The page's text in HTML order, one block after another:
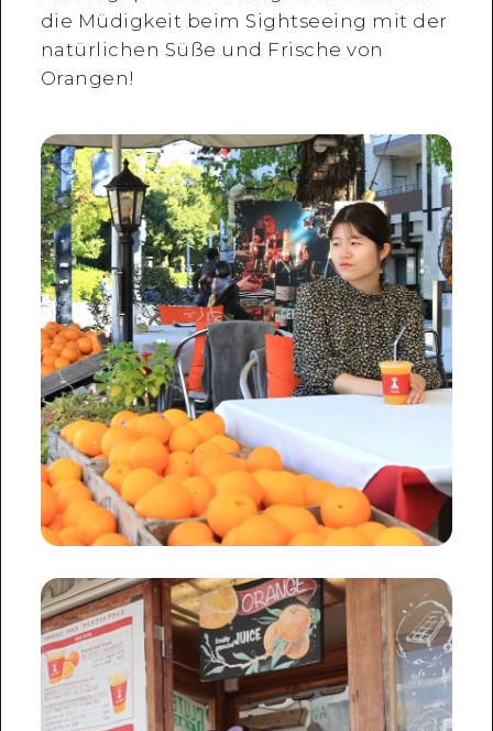
die Müdigkeit beim Sightseeing mit der
natürlichen Süße und Frische von
Orangen!